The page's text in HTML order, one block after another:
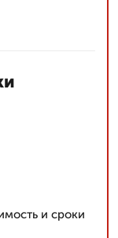
и сроки